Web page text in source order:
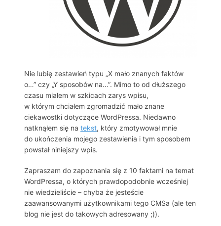
Nie lubię zestawień typu „X mało znanych faktów
o…” czy „Y sposobów na…”. Mimo to od dłuższego
czasu miałem w szkicach zarys wpisu,
w którym chciałem zgromadzić mało znane
ciekawostki dotyczące WordPressa. Niedawno
natknąłem się na tekst, który zmotywował mnie
do ukończenia mojego zestawienia i tym sposobem
powstał niniejszy wpis.
Zapraszam do zapoznania się z 10 faktami na temat
WordPressa, o których prawdopodobnie wcześniej
nie wiedzieliście – chyba że jesteście
zaawansowanymi użytkownikami tego CMSa (ale ten
blog nie jest do takowych adresowany ;)).